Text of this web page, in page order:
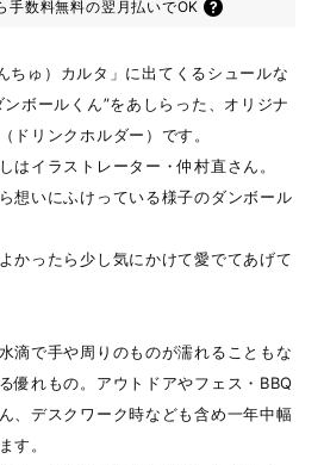
手数料無料の翌月払いでOK
ちゅ）カルタ」に出てくるシュールな
ボールくん”をあしらった、オリジナ
ドリンクホルダー）です。
はイラストレーター・仲村直さん。
想いにふけっている様子のダンボール
かったら少し気にかけて愛でてあげて
滴で手や周りのものが濡れることもな
優れもの。アウトドアやフェス・BBQ
、デスクワーク時なども含め一年中幅
す。